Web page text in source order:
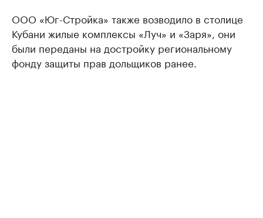
ООО «Юг-Стройка» также возводило в столице
Кубани жилые комплексы «Луч» и «Заря», они
были переданы на достройку региональному
фонду защиты прав дольщиков ранее.